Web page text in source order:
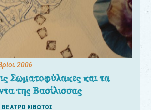
2006
Σωματοφύλακες και τα
της Βασίλισσας
ΘΕΑΤΡΟ ΚΙΒΩΤΟΣ